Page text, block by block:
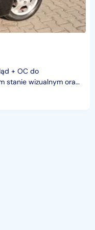
+ OC do
stanie wizualnym oraz
oferta na